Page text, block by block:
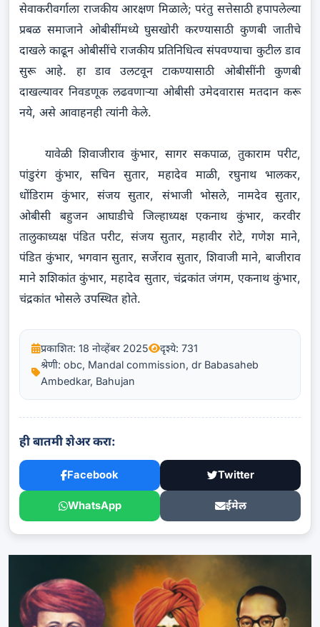
सेवाकरीवर्गाला राजकीय आरक्षण मिळाले; परंतु सत्तेसाठी हपापलेल्या
प्रबळ समाजाने ओबीसींमध्ये घुसखोरी करण्यासाठी कुणबी जातीचे
दाखले काढून ओबीसींचे राजकीय प्रतिनिधित्व संपवण्याचा कुटील डाव
सुरू आहे. हा डाव उलटवून टाकण्यासाठी ओबीसींनी कुणबी
दाखल्यावर निवडणूक लढवणाऱ्या ओबीसी उमेदवारास मतदान करू
नये, असे आवाहनही त्यांनी केले.
यावेळी शिवाजीराव कुंभार, सागर सकपाळ, तुकाराम परीट,
पांडुरंग कुंभार, सचिन सुतार, महादेव माळी, रघुनाथ भालकर,
धोंडिराम कुंभार, संजय सुतार, संभाजी भोसले, नामदेव सुतार,
ओबीसी बहुजन आघाडीचे जिल्हाध्यक्ष एकनाथ कुंभार, करवीर
तालुकाध्यक्ष पंडित परीट, संजय सुतार, महावीर रोटे, गणेश माने,
पंडित कुंभार, भगवान सुतार, सर्जेराव सुतार, शिवाजी माने, बाजीराव
माने शशिकांत कुंभार, महादेव सुतार, चंद्रकांत जंगम, एकनाथ कुंभार,
चंद्रकांत भोसले उपस्थित होते.
प्रकाशित: 18 नोव्हेंबर 2025
दृश्ये: 731
श्रेणी: obc, Mandal commission, dr Babasaheb
Ambedkar, Bahujan
ही बातमी शेअर करा:
Facebook Twitter
WhatsApp ईमेल